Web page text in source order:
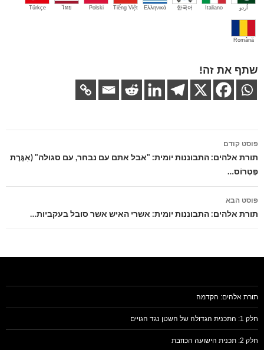
اُردو Italiano
한국어
Ελληνικά
Tiếng Việt
Polski
ไทย
Türkçe
Română
שתף את זה!
ניווט
בפוסטים
פוסט קודם
תורת אלהים: התבוננות יומית: "אבל אתם עם נבחר, עם סגולה" (אִגֶּרֶת
פֶּטְרוֹס…
פוסט הבא
תורת אלהים: התבוננות יומית: אשרי האיש אשר סובל בעקביות…
תורת אלהים: הקדמה
חלק 1: התכנית הגדולה של השטן נגד הגויים
חלק 2: תכנית הישועה הכוזבת